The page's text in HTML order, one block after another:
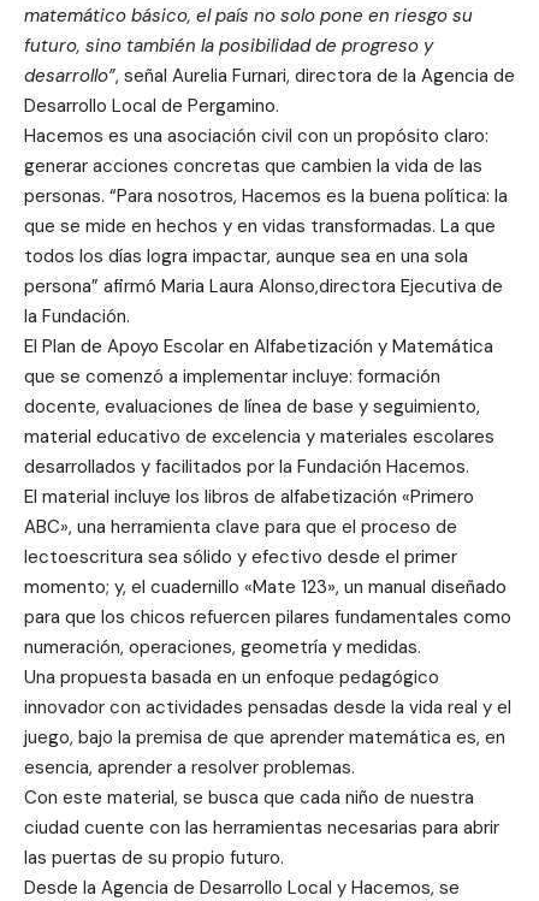
matemático básico, el país no solo pone en riesgo su
futuro, sino también la posibilidad de progreso y
desarrollo”, señal Aurelia Furnari, directora de la Agencia de
Desarrollo Local de Pergamino.
Hacemos es una asociación civil con un propósito claro:
generar acciones concretas que cambien la vida de las
personas. “Para nosotros, Hacemos es la buena política: la
que se mide en hechos y en vidas transformadas. La que
todos los días logra impactar, aunque sea en una sola
persona” afirmó Maria Laura Alonso,directora Ejecutiva de
la Fundación.
El Plan de Apoyo Escolar en Alfabetización y Matemática
que se comenzó a implementar incluye: formación
docente, evaluaciones de línea de base y seguimiento,
material educativo de excelencia y materiales escolares
desarrollados y facilitados por la Fundación Hacemos.
El material incluye los libros de alfabetización «Primero
ABC», una herramienta clave para que el proceso de
lectoescritura sea sólido y efectivo desde el primer
momento; y, el cuadernillo «Mate 123», un manual diseñado
para que los chicos refuercen pilares fundamentales como
numeración, operaciones, geometría y medidas.
Una propuesta basada en un enfoque pedagógico
innovador con actividades pensadas desde la vida real y el
juego, bajo la premisa de que aprender matemática es, en
esencia, aprender a resolver problemas.
Con este material, se busca que cada niño de nuestra
ciudad cuente con las herramientas necesarias para abrir
las puertas de su propio futuro.
Desde la Agencia de Desarrollo Local y Hacemos, se